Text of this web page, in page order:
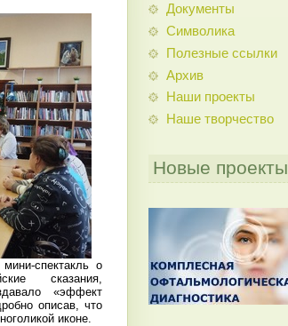
спектакль о
сказания,
«эффект
описав, что
иконе.
Документы
Символика
Полезные ссылки
Архив
Наши проекты
Наше творчество
Новые проекты